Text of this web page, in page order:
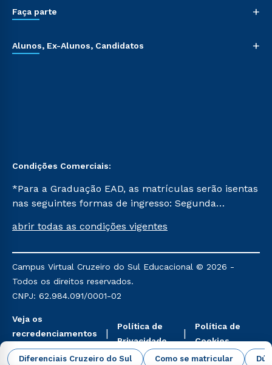
Diferenciais Cruzeiro do Sul Como se matricular
Faça parte +
Alunos, Ex-Alunos, Candidatos +
Condições Comerciais:
*Para a Graduação EAD, as matrículas serão isentas
nas seguintes formas de ingresso: Segunda
Já para as demais, a taxa de matrícula será de R$
mencionadas são referentes aos cursos: Ensino
Religioso, Geografia para a Docência e Metodologia
do Ensino de História: Questões Atuais.
abrir todas as condições vigentes
Campus Virtual Cruzeiro do Sul Educacional © 2026 -
Todos os direitos reservados.
CNPJ: 62.984.091/0001-02
Veja os
recredenciamentos
aqui
Política de
Privacidade
Política de
Cookies